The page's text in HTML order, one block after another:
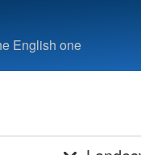
English one